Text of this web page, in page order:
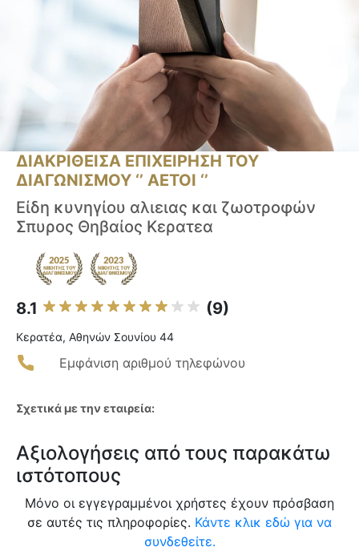
ΔΙΑΚΡΙΘΕΙΣΑ ΕΠΙΧΕΙΡΗΣΗ ΤΟΥ
ΔΙΑΓΩΝΙΣΜΟΥ ‘’ ΑΕΤΟΙ ‘’
Είδη κυνηγίου αλιειας και ζωοτροφών
Σπυρος Θηβαίος Κερατεα
8.1 (9)
Κερατέα, Αθηνών Σουνίου 44
Εμφάνιση αριθμού τηλεφώνου
Σχετικά με την εταιρεία:
Αξιολογήσεις από τους παρακάτω
ιστότοπους
Μόνο οι εγγεγραμμένοι χρήστες έχουν πρόσβαση
σε αυτές τις πληροφορίες. Κάντε κλικ εδώ για να
συνδεθείτε.